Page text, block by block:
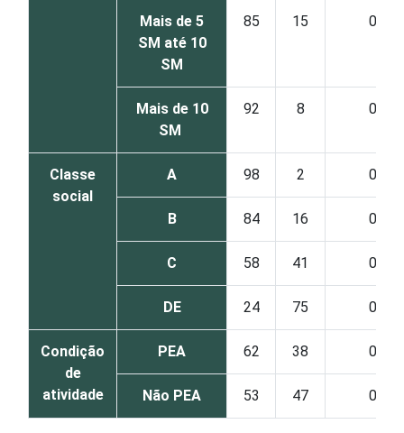
Mais de 5
SM até 10
SM
85 15 0
Mais de 10
SM
92 8 0
Classe
social
A 98 2 0
B 84 16 0
C 58 41 0
DE 24 75 0
Condição
de
atividade
PEA 62 38 0
Não PEA 53 47 0